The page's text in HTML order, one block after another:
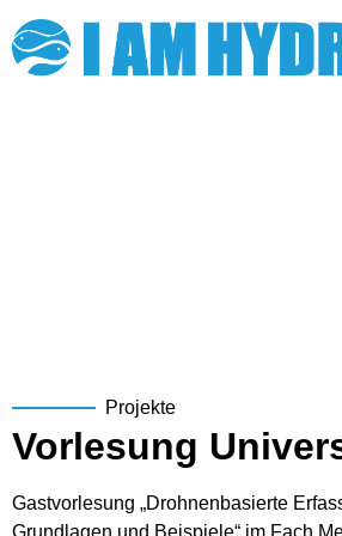
Projekte
Vorlesung
Gastvorlesung „Drohnenbasierte